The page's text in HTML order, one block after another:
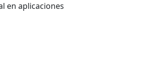
en aplicaciones